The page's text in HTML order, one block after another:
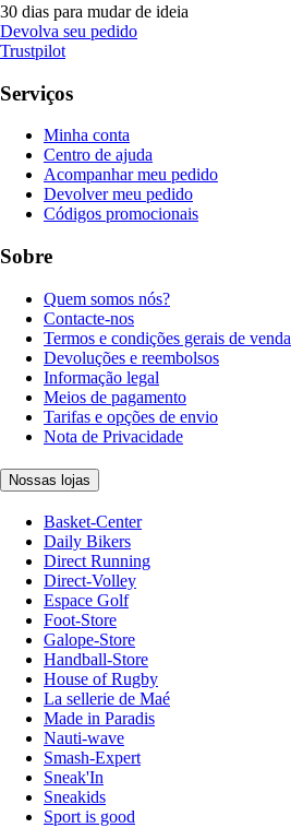
30 dias para mudar de ideia
Devolva seu pedido
Trustpilot
Serviços
Minha conta
Centro de ajuda
Acompanhar meu pedido
Devolver meu pedido
Códigos promocionais
Sobre
Quem somos nós?
Contacte-nos
Termos e condições gerais de venda
Devoluções e reembolsos
Informação legal
Meios de pagamento
Tarifas e opções de envio
Nota de Privacidade
Nossas lojas
Basket-Center
Daily Bikers
Direct Running
Direct-Volley
Espace Golf
Foot-Store
Galope-Store
Handball-Store
House of Rugby
La sellerie de Maé
Made in Paradis
Nauti-wave
Smash-Expert
Sneak'In
Sneakids
Sport is good